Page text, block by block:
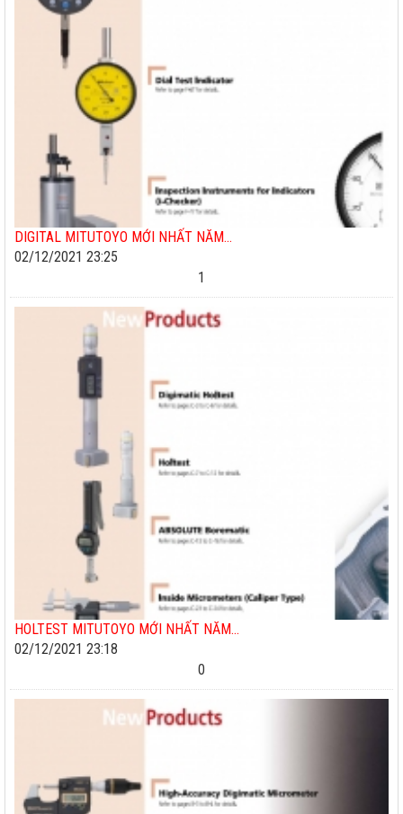
DIGITAL MITUTOYO MỚI NHẤT NĂM...
02/12/2021 23:25
1
HOLTEST MITUTOYO MỚI NHẤT NĂM...
02/12/2021 23:18
0